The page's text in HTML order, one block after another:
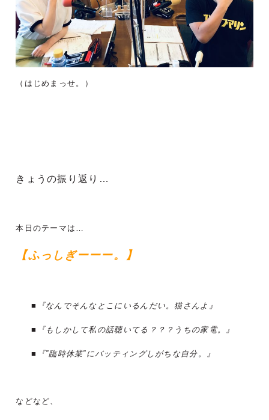
（はじめまっせ。）
きょうの振り返り…
本日のテーマは…
【ふっしぎーーー。】
■『なんでそんなとこにいるんだい。猫さんよ』
■『もしかして私の話聴いてる？？？うちの家電。』
■『”臨時休業”にバッティングしがちな自分。』
などなど、